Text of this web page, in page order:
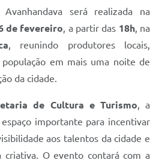
será realizada na
de fevereiro, a partir das 18h, na
, reunindo produtores locais,
em mais uma noite de
da cidade.
de Cultura e Turismo, a
importante para incentivar
aos talentos da cidade e
criativa. O evento contará com a